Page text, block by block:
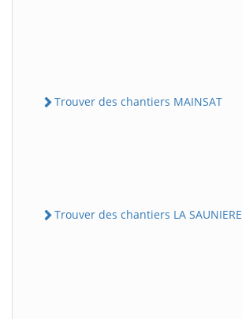
Trouver des chantiers MAINSAT
Trouver des chantiers LA SAUNIERE